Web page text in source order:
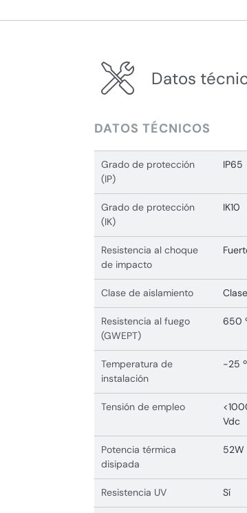
Datos
DATOS TÉCNICOS
Grado de protección
(IP)
IP65
Grado de protección
(IK)
IK10
Resistencia al choque
de impacto
Clase de aislamiento
Resistencia al fuego
(GWEPT)
650
Temperatura de
instalación
-25
Tensión de empleo
Vdc
Potencia térmica
disipada
52W
Resistencia UV Sí